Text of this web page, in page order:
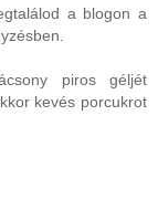
a blogon a
piros géljét
kevés porcukrot